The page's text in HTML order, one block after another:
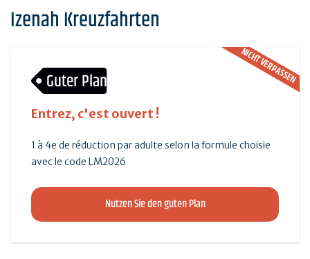
Izenah Kreuzfahrten
NICHT VERPASSEN
Guter Plan
Entrez, c'est ouvert !
1 à 4e de réduction par adulte selon la formule choisie
avec le code LM2026
Nutzen Sie den guten Plan